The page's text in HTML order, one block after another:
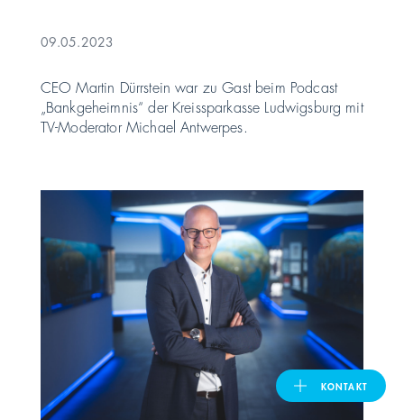
United Kingdom
ASIA PACIFIC
日本
Malaysia
대한민국
KONTAKT
09.05.2023
CEO Martin Dürrstein war zu Gast beim Podcast
„Bankgeheimnis“ der Kreissparkasse Ludwigsburg mit
TV-Moderator Michael Antwerpes.